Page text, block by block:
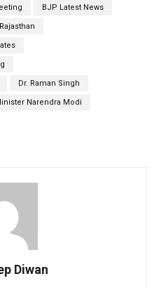
BJP Latest News
Dr. Raman Singh
Narendra Modi
Diwan